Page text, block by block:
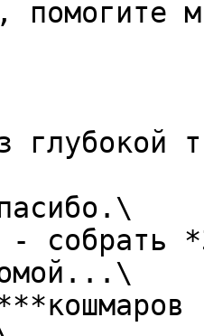
помогите
глубокой
собрать